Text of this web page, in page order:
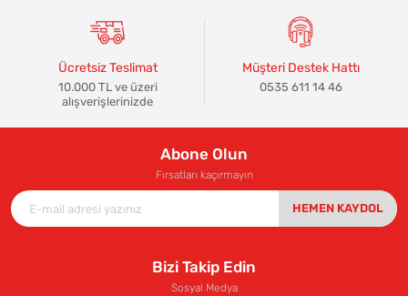
Ücretsiz Teslimat
10.000 TL ve üzeri
alışverişlerinizde
Müşteri Destek Hattı
0535 611 14 46
Abone Olun
Fırsatları kaçırmayın
HEMEN KAYDOL
Bizi Takip Edin
Sosyal Medya